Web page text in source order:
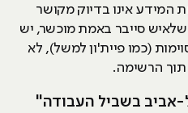
המידע אינו בדיוק מקושר
שלאיש סייבר באמת מוכשר, יש
(כמו פיית'ון למשל), לא
הרשימה.